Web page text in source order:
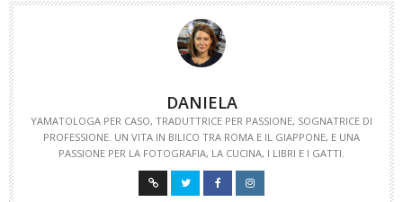
DANIELA
YAMATOLOGA PER CASO, TRADUTTRICE PER PASSIONE, SOGNATRICE DI
PROFESSIONE. UN VITA IN BILICO TRA ROMA E IL GIAPPONE, E UNA
PASSIONE PER LA FOTOGRAFIA, LA CUCINA, I LIBRI E I GATTI.